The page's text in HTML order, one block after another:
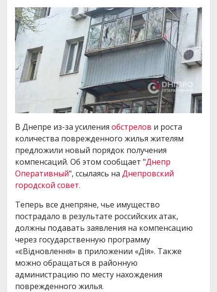
В Днепре из-за усиления обстрелов и роста
количества поврежденного жилья жителям
предложили новый порядок получения
компенсаций. Об этом сообщает "Днепр
Оперативный", ссылаясь на Днепровский
городской совет.
Теперь все днепряне, чье имущество
пострадало в результате российских атак,
должны подавать заявления на компенсацию
через государственную программу
«єВідновлення» в приложении «Дія». Также
можно обращаться в районную
администрацию по месту нахождения
поврежденного жилья.